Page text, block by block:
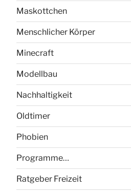
Maskottchen
Menschlicher Körper
Minecraft
Modellbau
Nachhaltigkeit
Oldtimer
Phobien
Programme…
Ratgeber Freizeit